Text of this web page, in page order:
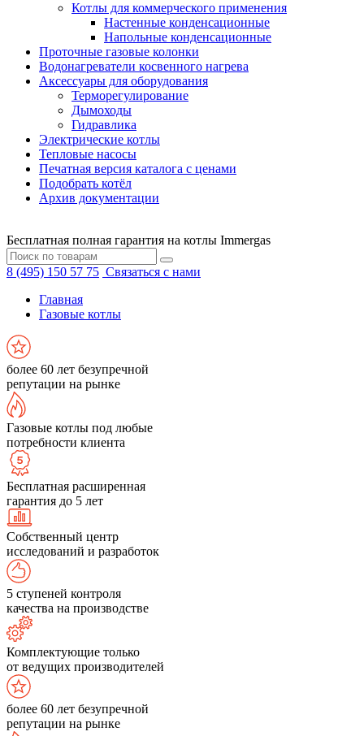
Котлы для коммерческого применения
Настенные конденсационные
Напольные конденсационные
Проточные газовые колонки
Водонагреватели косвенного нагрева
Аксессуары для оборудования
Терморегулирование
Дымоходы
Гидравлика
Электрические котлы
Тепловые насосы
Печатная версия каталога с ценами
Подобрать котёл
Архив документации
Бесплатная полная гарантия на котлы Immergas
8 (495) 150 57 75 Связаться с нами
Главная
Газовые котлы
более 60 лет безупречной
репутации на рынке
Газовые котлы под любые
потребности клиента
Бесплатная расширенная
гарантия до 5 лет
Собственный центр
исследований и разработок
5 ступеней контроля
качества на производстве
Комплектующие только
от ведущих производителей
более 60 лет безупречной
репутации на рынке